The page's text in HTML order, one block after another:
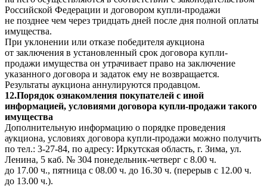
Российской Федерации и договором купли-продажи
не позднее чем через тридцать дней после дня полной оплаты
имущества.
При уклонении или отказе победителя аукциона
от заключения в установленный срок договора купли-
продажи имущества он утрачивает право на заключение
указанного договора и задаток ему не возвращается.
Результаты аукциона аннулируются продавцом.
12.Порядок ознакомления покупателей с иной
информацией, условиями договора купли-продажи такого
имущества
Дополнительную информацию о порядке проведения
аукциона, условиях договора купли-продажи можно получить
по тел.: 3-27-84, по адресу: Иркутская область, г. Зима, ул.
Ленина, 5 каб. № 304 понедельник-четверг с 8.00 ч.
до 17.00 ч., пятница с 08.00 ч. до 16.30 ч. (перерыв с 12.00 ч.
до 13.00 ч.).